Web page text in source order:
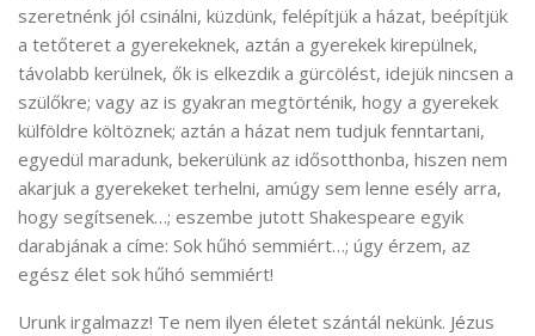
szeretnénk jól csinálni, küzdünk, felépítjük a házat, beépítjük
a tetőteret a gyerekeknek, aztán a gyerekek kirepülnek,
távolabb kerülnek, ők is elkezdik a gürcölést, idejük nincsen a
szülőkre; vagy az is gyakran megtörténik, hogy a gyerekek
külföldre költöznek; aztán a házat nem tudjuk fenntartani,
egyedül maradunk, bekerülünk az idősotthonba, hiszen nem
akarjuk a gyerekeket terhelni, amúgy sem lenne esély arra,
hogy segítsenek…; eszembe jutott Shakespeare egyik
darabjának a címe: Sok hűhó semmiért…; úgy érzem, az
egész élet sok hűhó semmiért!
Urunk irgalmazz! Te nem ilyen életet szántál nekünk. Jézus